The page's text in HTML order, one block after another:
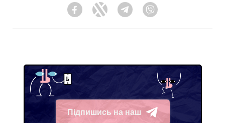
FacebookTwitter Telegram
Підпишись на наш
Telegram